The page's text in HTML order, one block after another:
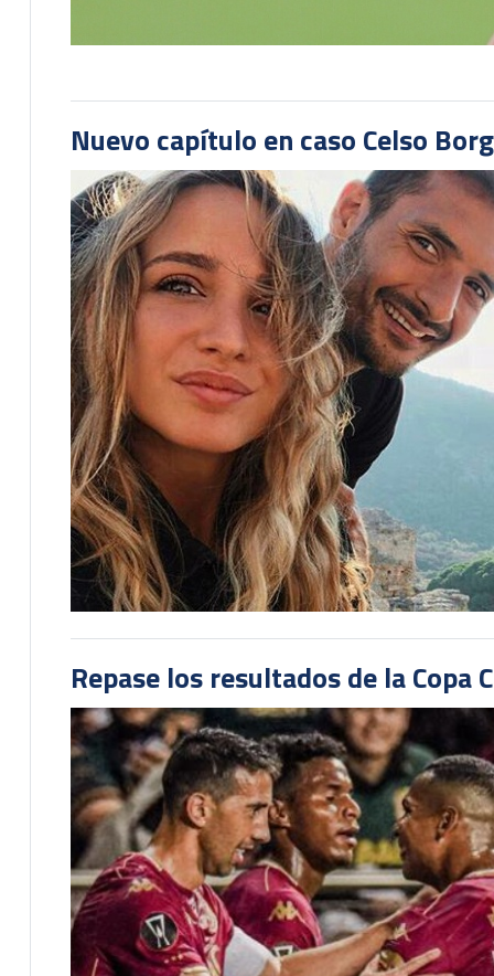
Nuevo capítulo en caso Celso
Repase los resultados de la Copa